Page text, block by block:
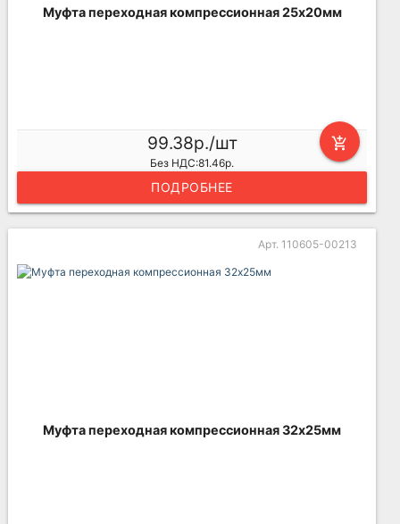
Муфта переходная компрессионная 25х20мм
add_shopping_cart
99.38р./шт
Без НДС:81.46р.
ПОДРОБНЕЕ
Арт. 110605-00213
Муфта переходная компрессионная 32х25мм